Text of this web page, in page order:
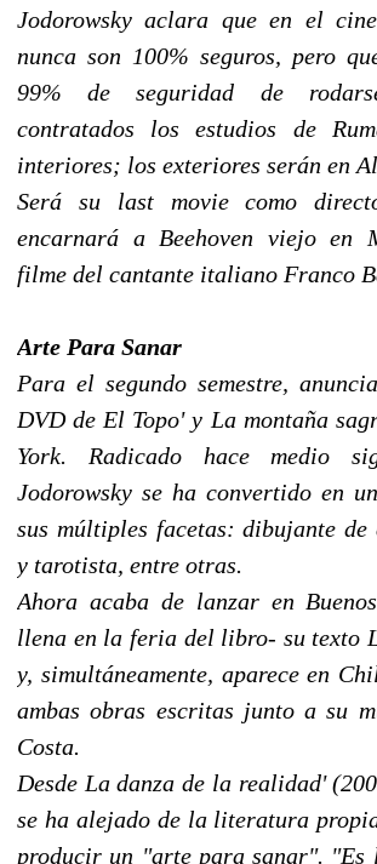
Jodorowsky aclara que en el
nunca son 100% seguros, pero
99% de seguridad de
contratados los estudios de
interiores; los exteriores serán en
Será su last moviecomo
encarnará a Beehoven viejo en
filme del cantante italiano Franco
Arte Para Sanar
Para el segundo semestre,
DVD de El Topo' y La montaña
York. Radicado hace medio
Jodorowsky se ha convertido en
sus múltiples facetas: dibujante
y tarotista, entre otras.
Ahora acaba de lanzar en
llena en la feria del libro- su texto
y, simultáneamente, aparece en
ambas obras escritas junto a su
Costa.
Desde La danza de la realidad'
se ha alejado de la literatura
producir un "arte para sanar". "Es